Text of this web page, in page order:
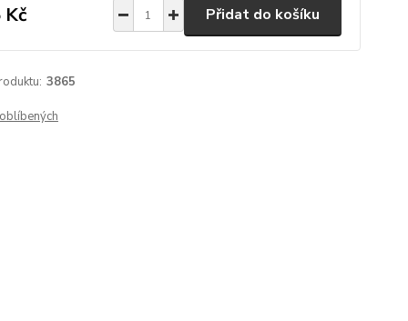
Kč Přidat do košíku
3865